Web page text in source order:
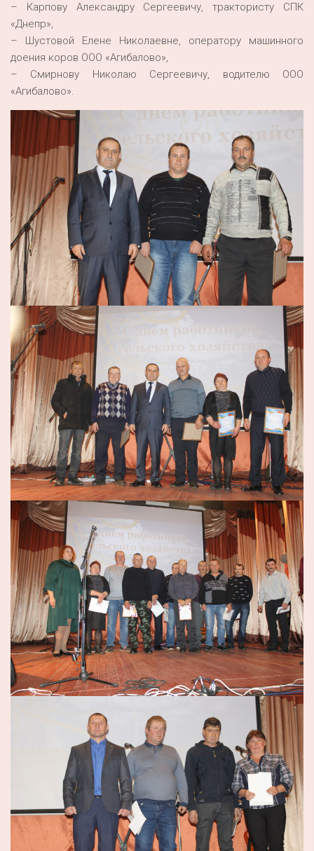
– Карпову Александру Сергеевичу, трактористу СПК
«Днепр»,
– Шустовой Елене Николаевне, оператору машинного
доения коров ООО «Агибалово»,
– Смирнову Николаю Сергеевичу, водителю ООО
«Агибалово».